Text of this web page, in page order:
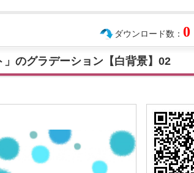
ダウンロード数： 0
」のグラデーション【白背景】02